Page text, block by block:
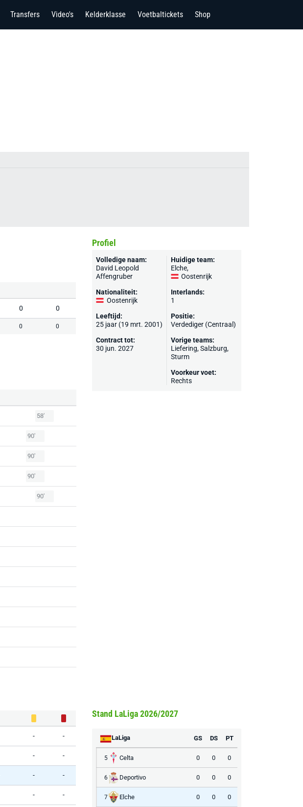
Transfers Video's Kelderklasse Voetbaltickets Shop
0 0
0 0
58'
90'
90'
90'
90'
- -
- -
- -
- -
Profiel
Volledige naam:
David Leopold
Affengruber
Nationaliteit:
Oostenrijk
Leeftijd:
25 jaar (19 mrt. 2001)
Contract tot:
30 jun. 2027
Huidige team:
Elche,
Oostenrijk
Interlands:
1
Positie:
Verdediger (Centraal)
Vorige teams:
Liefering,Salzburg,
Sturm
Voorkeur voet:
Rechts
Stand LaLiga 2026/2027
LaLiga GS DS PT
5 Celta 0 0 0
6 Deportivo 0 0 0
7 Elche 0 0 0